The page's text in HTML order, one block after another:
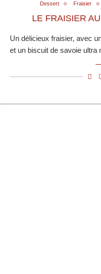
Dessert Fraisier
LE FRAISIER
Un délicieux fraisier, avec
et un biscuit de savoie ultra